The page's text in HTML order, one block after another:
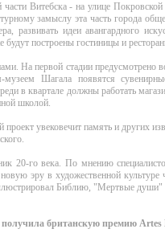
части Витебска - на улице
замыслу эта часть города
развивать идеи авангардного
построены гостиницы и
На первой стадии предусмотрено
Шагала появятся
в квартале должны работать
школой.
увековечит память и других
20-го века. По мнению
эру в художественной культуре
Библию, "Мертвые души"
британскую премию